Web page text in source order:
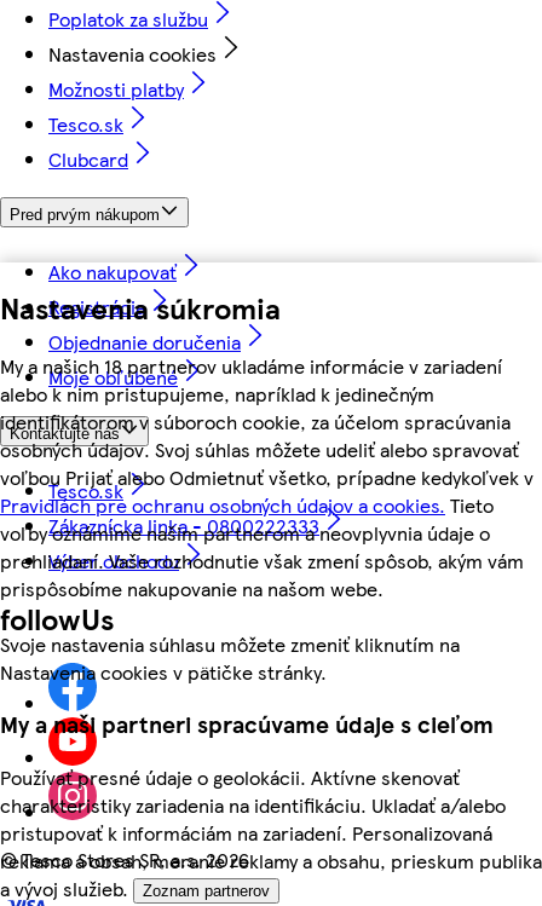
Nastavenia súkromia
My a našich 18 partnerov ukladáme informácie v zariadení
alebo k nim pristupujeme, napríklad k jedinečným
identifikátorom v súboroch cookie, za účelom spracúvania
osobných údajov. Svoj súhlas môžete udeliť alebo spravovať
voľbou Prijať alebo Odmietnuť všetko, prípadne kedykoľvek v
Pravidlách pre ochranu osobných údajov a cookies. Tieto
voľby oznámime našim partnerom a neovplyvnia údaje o
prehliadaní. Vaše rozhodnutie však zmení spôsob, akým vám
prispôsobíme nakupovanie na našom webe.
Svoje nastavenia súhlasu môžete zmeniť kliknutím na
Nastavenia cookies v pätičke stránky.
My a naši partneri spracúvame údaje s cieľom
Používať presné údaje o geolokácii. Aktívne skenovať
charakteristiky zariadenia na identifikáciu. Ukladať a/alebo
pristupovať k informáciám na zariadení. Personalizovaná
reklama a obsah, meranie reklamy a obsahu, prieskum publika
a vývoj služieb.
Zoznam partnerov
Poplatok za službu
Nastavenia cookies
Možnosti platby
Tesco.sk
Clubcard
Pred prvým nákupom
Ako nakupovať
Registrácia
Objednanie doručenia
Moje obľúbené
Kontaktujte nás
Tesco.sk
Zákaznícka linka - 0800222333
Výber obchodu
followUs
©Tesco Stores SR, a.s. 2026